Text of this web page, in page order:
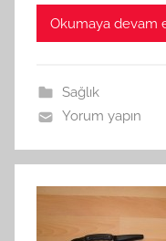
Okumaya devam
Sağlık
Yorum yapın